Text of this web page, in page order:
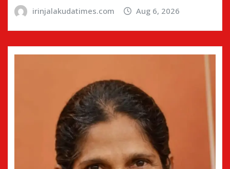
irinjalakudatimes.com Aug 6, 2026